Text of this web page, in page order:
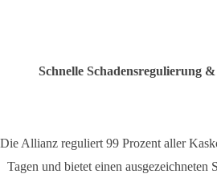
Schnelle Schadensregulierung
Die Allianz reguliert 99 Prozent aller
Tagen und bietet einen ausgezeichneten